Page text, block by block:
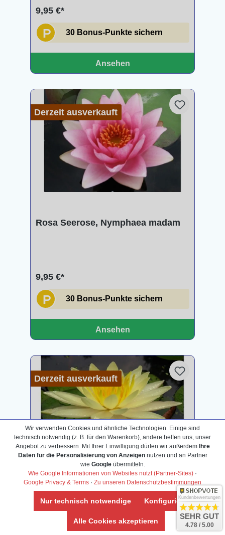
9,95 €*
P 30 Bonus-Punkte sichern
Ansehen
Derzeit ausverkauft
Rosa Seerose, Nymphaea madam
9,95 €*
P 30 Bonus-Punkte sichern
Ansehen
Derzeit ausverkauft
Gelbe Seerose, Nymphaea charlene
Wir verwenden Cookies und ähnliche Technologien. Einige sind
technisch notwendig (z. B. für den Warenkorb), andere helfen uns, unser
Angebot zu verbessern. Mit Ihrer Einwilligung dürfen wir außerdem Ihre
Daten für die Personalisierung von Anzeigennutzen und an Partner
wie Googleübermitteln.
Wie Google Informationen von Websites nutzt (Partner-Sites) ·
Google Privacy & Terms · Zu unseren Datenschutzbestimmungen
Nur technisch notwendige Konfigurieren
Alle Cookies akzeptieren
Kundenbewertungen
SEHR GUT
4.78 / 5.00